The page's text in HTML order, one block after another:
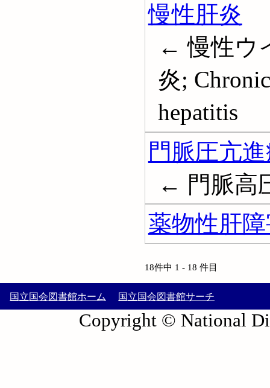
慢性肝炎
← 慢性ウ
炎;
hepatitis
門脈圧亢
← 門脈高
薬物性肝
18件中 1 - 18 件目
国立国会図書館ホーム 国立国会図書館サーチ
Copyright © National